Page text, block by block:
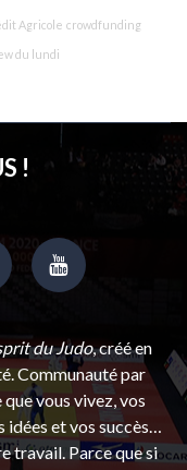
Agricole crowdfunding
du lundi
!
du Judo, créé en
Communauté par
vous vivez, vos
idées et vos succès…
travail. Parce que si